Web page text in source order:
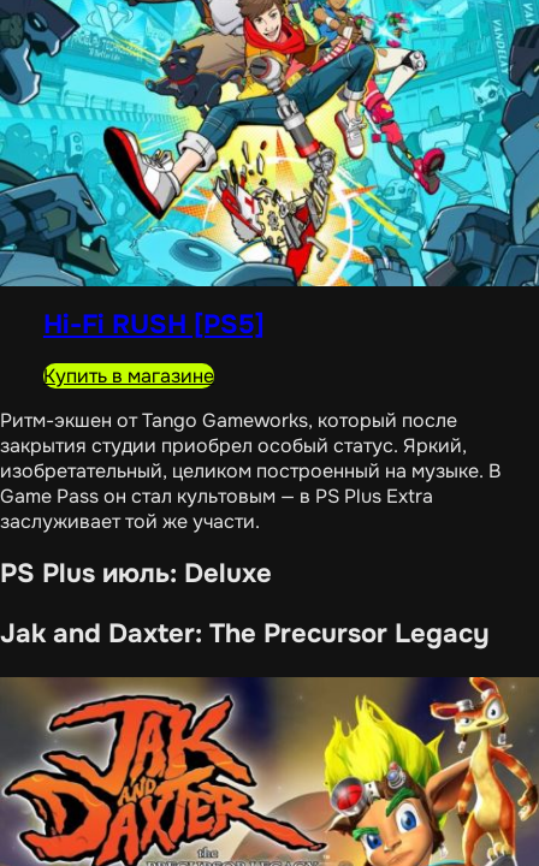
Hi-Fi RUSH [PS5]
Купить в магазине
Ритм-экшен от Tango Gameworks, который после
закрытия студии приобрел особый статус. Яркий,
изобретательный, целиком построенный на музыке. В
Game Pass он стал культовым — в PS Plus Extra
заслуживает той же участи.
PS Plus июль: Deluxe
Jak and Daxter: The Precursor Legacy